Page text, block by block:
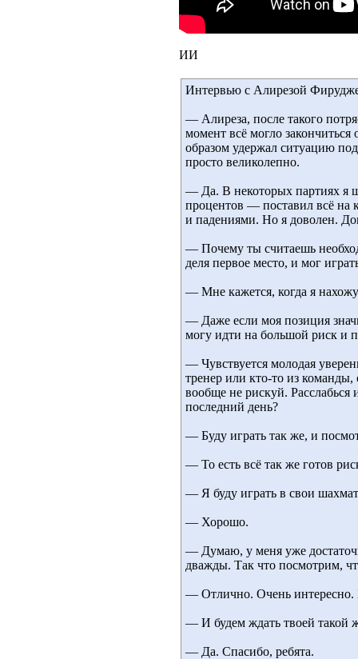
ИИ
Интервью с Алирезой
— Алиреза, после такого
момент всё могло закончиться
образом удержал ситуацию
просто великолепно.
— Да. В некоторых партиях я
процентов — поставил всё на
и падениями. Но я доволен.
— Почему ты считаешь
деля первое место, и мог
— Мне кажется, когда я
— Даже если моя позиция
могу идти на большой риск и
— Чувствуется молодая
тренер или кто-то из
вообще не рискуй. Расслабься
последний день?
— Буду играть так же, и
— То есть всё так же готов
— Я буду играть в свои
— Хорошо.
— Думаю, у меня уже
дважды. Так что посмотрим,
— Отлично. Очень интересно.
— И будем ждать твоей такой
— Да. Спасибо, ребята.